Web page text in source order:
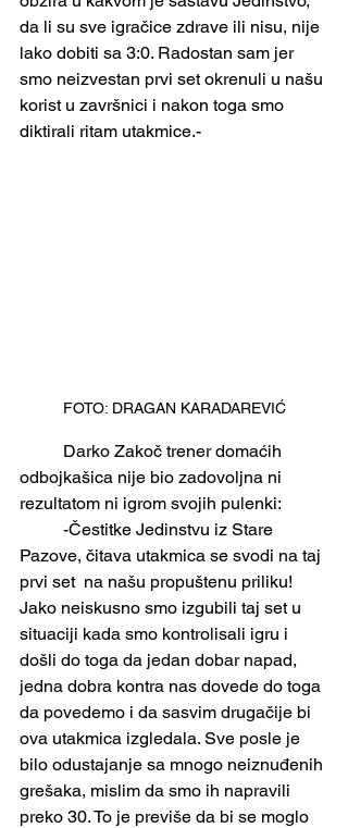
da li su sve igračice zdrave ili nisu, nije
lako dobiti sa 3:0. Radostan sam jer
smo neizvestan prvi set okrenuli u našu
korist u završnici i nakon toga smo
diktirali ritam utakmice.-
FOTO: DRAGAN KARADAREVIĆ
odbojkašica nije bio zadovoljna ni
rezultatom ni igrom svojih pulenki:
Pazove, čitava utakmica se svodi na taj
prvi set  na našu propuštenu priliku!
Jako neiskusno smo izgubili taj set u
situaciji kada smo kontrolisali igru i
došli do toga da jedan dobar napad,
jedna dobra kontra nas dovede do toga
da povedemo i da sasvim drugačije bi
ova utakmica izgledala. Sve posle je
bilo odustajanje sa mnogo neiznuđenih
grešaka, mislim da smo ih napravili
preko 30. To je previše da bi se moglo